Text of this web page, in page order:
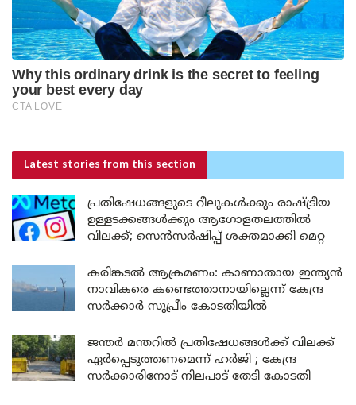
Latest stories from this section
പ്രതിഷേധങ്ങളുടെ റീലുകൾക്കും രാഷ്ട്രീയ
ഉള്ളടക്കങ്ങൾക്കും ആഗോളതലത്തിൽ
വിലക്ക്; സെൻസർഷിപ്പ് ശക്തമാക്കി മെറ്റ
കരിങ്കടൽ ആക്രമണം: കാണാതായ ഇന്ത്യൻ
നാവികരെ കണ്ടെത്താനായില്ലെന്ന് കേന്ദ്ര
സർക്കാർ സുപ്രീം കോടതിയിൽ
ജന്തർ മന്തറിൽ പ്രതിഷേധങ്ങൾക്ക് വിലക്ക്
ഏർപ്പെടുത്തണമെന്ന് ഹർജി ; കേന്ദ്ര
സർക്കാരിനോട് നിലപാട് തേടി കോടതി